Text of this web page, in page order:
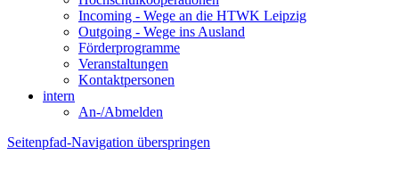
Incoming - Wege an die HTWK Leipzig
Outgoing - Wege ins Ausland
Förderprogramme
Veranstaltungen
Kontaktpersonen
intern
An-/Abmelden
Seitenpfad-Navigation überspringen